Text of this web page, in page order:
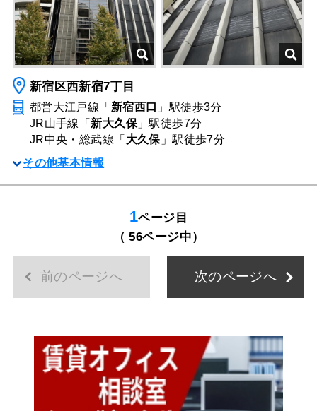
新宿区西新宿7丁目
都営大江戸線「 新宿西口 」駅徒歩3分
JR山手線「 新大久保」駅徒歩7分
JR中央・総武線「 大久保 」駅徒歩7分
その他基本情報
1ページ目
（ 56ページ中）
前のページへ 次のページへ